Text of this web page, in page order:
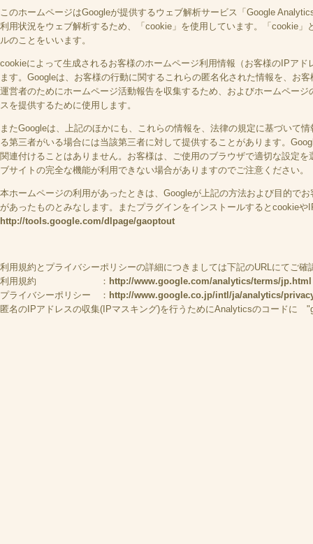
このホームページはGoogleが提供するウェブ解析サービス「Google
利用状況をウェブ解析するため、「cookie」を使用しています。「cookie
ルのことをいいます。
cookieによって生成されるお客様のホームページ利用情報（お客様のIPア
ます。Googleは、お客様の行動に関するこれらの匿名化された情報を、お
運営者のためにホームページ活動報告を収集するため、およびホームペー
スを提供するために使用します。
またGoogleは、上記のほかにも、これらの情報を、法律の規定に基づいて
る第三者がいる場合には当該第三者に対して提供することがあります。
関連付けることはありません。お客様は、ご使用のブラウザで適切な設定
ブサイトの完全な機能が利用できない場合がありますのでご注意ください。
本ホームページの利用があったときは、Googleが上記の方法および目的で
があったものとみなします。またプラグインをインストールするとcookie
http://tools.google.com/dlpage/gaoptout
利用規約とプライバシーポリシーの詳細につきましては下記のURLにてご
利用規約 ： http://www.google.com/analytics/terms/jp.html
プライバシーポリシー ： http://www.google.co.jp/intl/ja/analytics/
匿名のIPアドレスの収集(IPマスキング)を行うためにAnalyticsのコードに